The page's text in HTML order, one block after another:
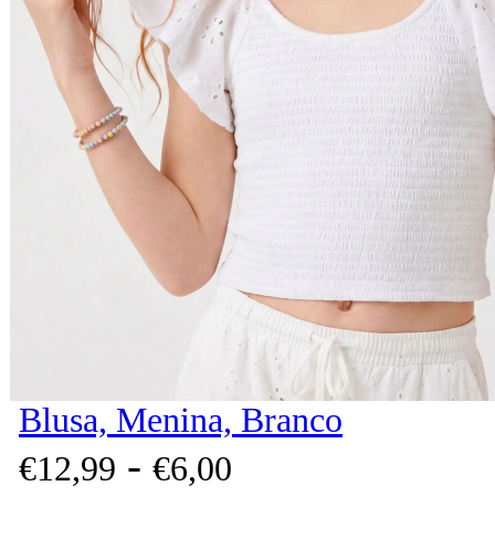
Blusa, Menina, Branco
€12,99 - €6,00